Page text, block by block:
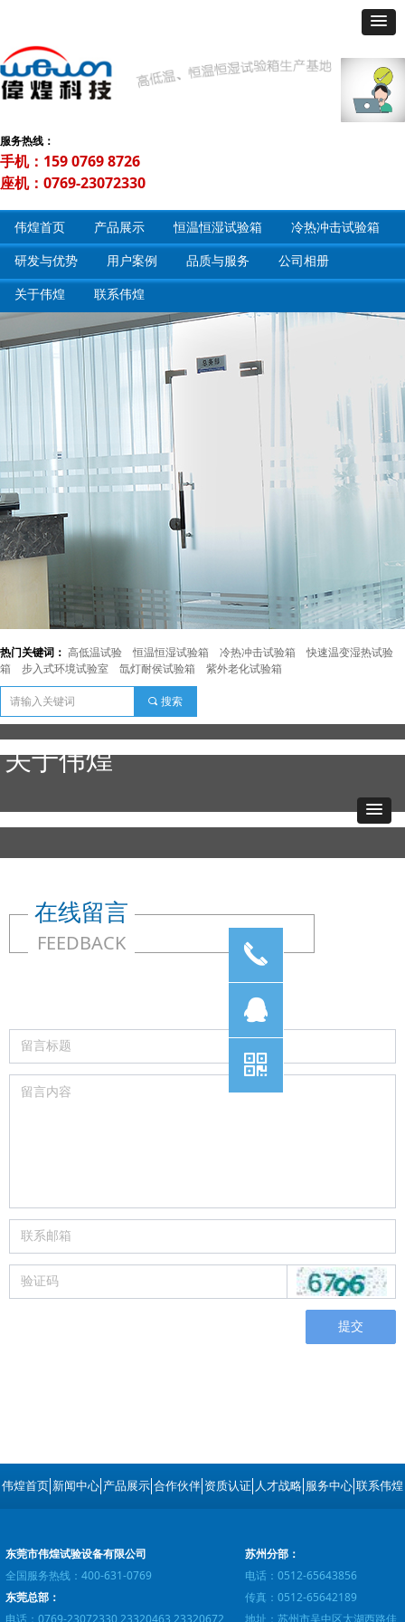
伟煌首页 产品展示 恒温恒湿试验箱 冷热冲击试验箱
研发与优势 用户案例 品质与服务 公司相册
关于伟煌 联系伟煌
服务热线：
手机：159 0769 8726
座机：0769-23072330
热门关键词： 高低温试验 恒温恒湿试验箱 冷热冲击试验箱
快速温变湿热试验
箱
步入式环境试验室 氙灯耐侯试验箱 紫外老化试验箱
关于伟煌
在线留言
FEEDBACK
끠 搜索
提交
伟煌首页 新闻中心 产品展示 合作伙伴 资质认证 人才战略 服务中心 联系伟煌
东莞市伟煌试验设备有限公司
全国服务热线：400-631-0769
东莞总部：
电话：0769-23072330 23320463 23320672
苏州分部：
电话：0512-65643856
传真：0512-65642189
地址：苏州市吴中区太湖西路佳
끅
뀩
낃